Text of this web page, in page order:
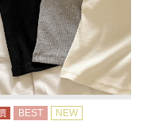
BEST NEW